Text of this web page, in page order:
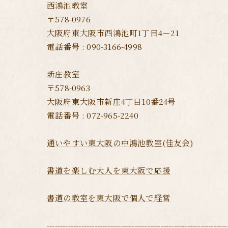
西鴻池教室
〒578-0976
大阪府東大阪市西鴻池町1丁目4－21
電話番号 : 090-3166-4998
新庄教室
〒578-0963
大阪府東大阪市新庄4丁目10番24号
電話番号 : 072-965-2240
通いやすい東大阪の中鴻池教室(佳友会)
書道を楽しむ大人を東大阪で応援
書道の教室を東大阪で個人で経営